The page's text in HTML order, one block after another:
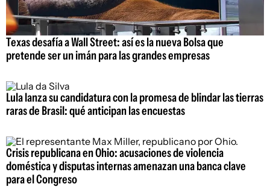
Texas desafía a Wall Street: así es la nueva Bolsa que
pretende ser un imán para las grandes empresas
Lula lanza su candidatura con la promesa de blindar las tierras
raras de Brasil: qué anticipan las encuestas
Crisis republicana en Ohio: acusaciones de violencia
doméstica y disputas internas amenazan una banca clave
para el Congreso